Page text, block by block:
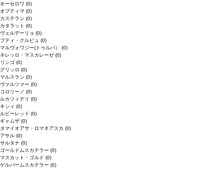
オーセロワ (0)
オプティマ (0)
カステラン (0)
カタラット (0)
ヴェルデーリョ (0)
プティ・クルビュ (0)
マルヴォワジー(トゥルバ） (0)
ネレッロ・マスカレーゼ (0)
リンゴ (0)
グリッロ (0)
マルスラン (0)
ヴァルツァー (0)
コロリーノ (0)
ルカツィテリ (0)
キシィ (0)
ルビーレッド (0)
ギャムザ (0)
タマイオアサ・ロマネアスカ (0)
アサル (0)
サルタナ (0)
ゴールドムスカテラー (0)
マスカット・ゴルド (0)
ゲルバームスカテラー (0)